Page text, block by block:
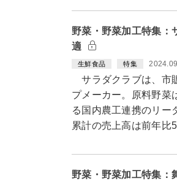
野菜・野菜加工特集
適
生鮮食品 特集
サラダクラブは、市
プメーカー。原料野菜
る国内農工連携のリ
累計の売上高は前年
野菜・野菜加工特集